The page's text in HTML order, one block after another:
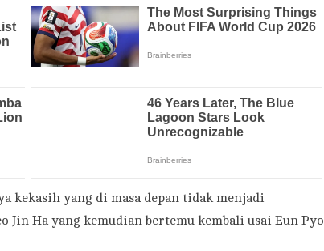
kekasih yang di masa depan tidak menjadi
Jin Ha yang kemudian bertemu kembali usai Eun Pyo